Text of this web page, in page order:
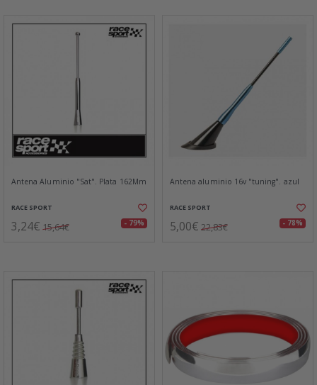
Antena Aluminio "Sat". Plata 162Mm
RACE SPORT
3,24€ 15,64€ - 79%
Antena aluminio 16v "tuning". azul
RACE SPORT
5,00€ 22,83€ - 78%